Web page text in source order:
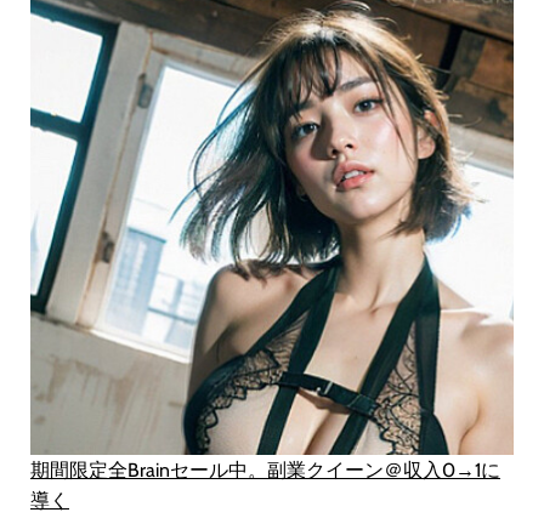
期間限定全Brainセール中。副業クイーン＠収入0→1に
導く